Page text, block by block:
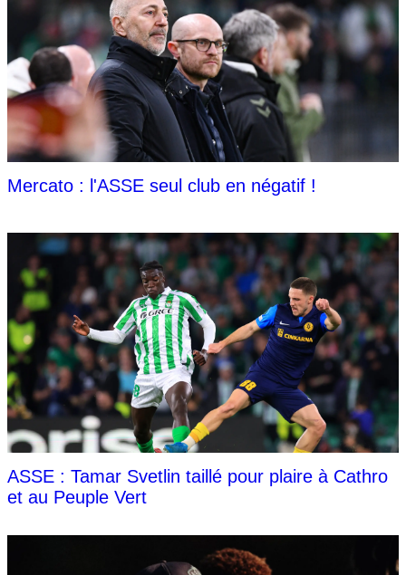
Mercato : l'ASSE seul club en négatif !
ASSE : Tamar Svetlin taillé pour plaire à Cathro
et au Peuple Vert